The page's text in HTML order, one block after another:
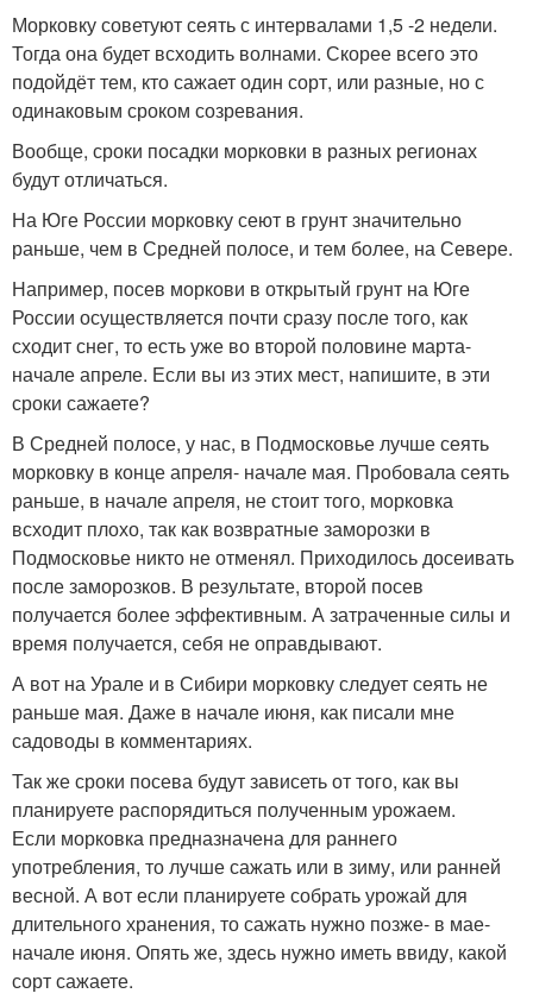
Морковку советуют сеять с интервалами 1,5 -2 недели.
Тогда она будет всходить волнами. Скорее всего это
подойдёт тем, кто сажает один сорт, или разные, но с
одинаковым сроком созревания.
Вообще, сроки посадки морковки в разных регионах
будут отличаться.
На Юге России морковку сеют в грунт значительно
раньше, чем в Средней полосе, и тем более, на Севере.
Например, посев моркови в открытый грунт на Юге
России осуществляется почти сразу после того, как
сходит снег, то есть уже во второй половине марта-
начале апреле. Если вы из этих мест, напишите, в эти
сроки сажаете?
В Средней полосе, у нас, в Подмосковье лучше сеять
морковку в конце апреля- начале мая. Пробовала сеять
раньше, в начале апреля, не стоит того, морковка
всходит плохо, так как возвратные заморозки в
Подмосковье никто не отменял. Приходилось досеивать
после заморозков. В результате, второй посев
получается более эффективным. А затраченные силы и
время получается, себя не оправдывают.
А вот на Урале и в Сибири морковку следует сеять не
раньше мая. Даже в начале июня, как писали мне
садоводы в комментариях.
Так же сроки посева будут зависеть от того, как вы
планируете распорядиться полученным урожаем.
Если морковка предназначена для раннего
употребления, то лучше сажать или в зиму, или ранней
весной. А вот если планируете собрать урожай для
длительного хранения, то сажать нужно позже- в мае-
начале июня. Опять же, здесь нужно иметь ввиду, какой
сорт сажаете.